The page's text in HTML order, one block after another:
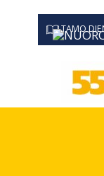
TAMO